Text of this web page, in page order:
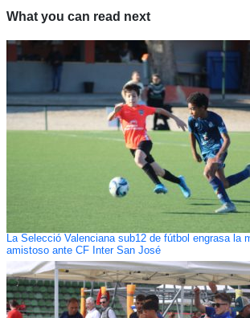
What you can read next
La Selecció Valenciana sub12 de fútbol engrasa la
amistoso ante CF Inter San José